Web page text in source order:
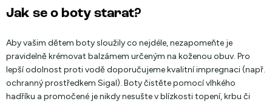
Jak se o boty starat?
Aby vašim dětem boty sloužily co nejdéle, nezapomeňte je
pravidelně krémovat balzámem určeným na koženou obuv. Pro
lepší odolnost proti vodě doporučujeme kvalitní impregnaci (např.
ochranný prostředkem Sigal). Boty čistěte pomocí vlhkého
hadříku a promočené je nikdy nesušte v blízkosti topení, krbu či